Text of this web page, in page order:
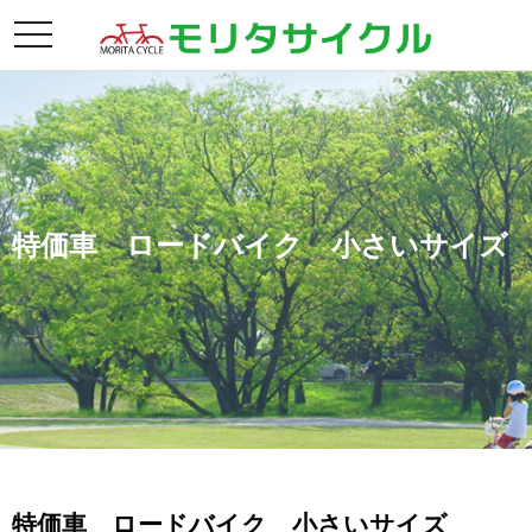
toggle
特価車 ロードバイク 小さいサイズ
特価車 ロードバイク 小さいサイズ